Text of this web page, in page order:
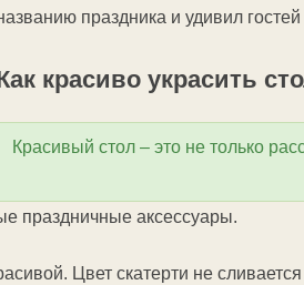
праздника и удивил
красиво украсить
Красивый стол – это не только
праздничные аксессуары.
Цвет скатерти не